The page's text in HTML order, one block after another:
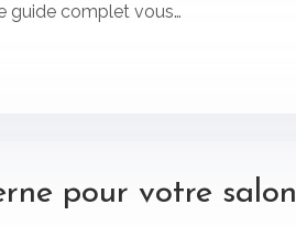
guide complet vous…
pour votre